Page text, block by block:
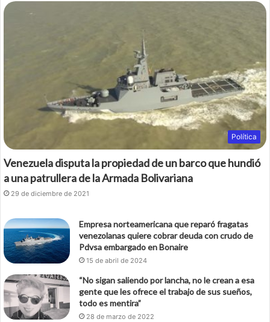
k
Política
Venezuela disputa la propiedad de un barco que hundió
a una patrullera de la Armada Bolivariana
29 de diciembre de 2021
Empresa norteamericana que reparó fragatas
venezolanas quiere cobrar deuda con crudo de
Pdvsa embargado en Bonaire
15 de abril de 2024
“No sigan saliendo por lancha, no le crean a esa
gente que les ofrece el trabajo de sus sueños,
todo es mentira”
28 de marzo de 2022